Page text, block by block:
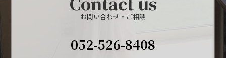
お問い合わせ・ご相談
052-526-8408